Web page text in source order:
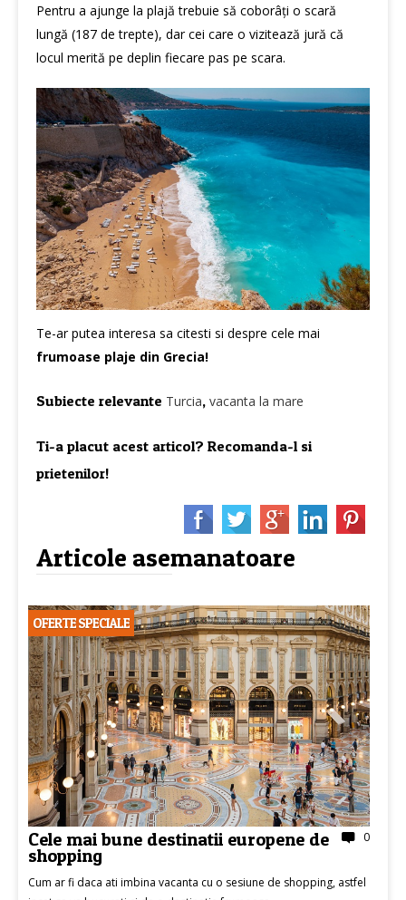
Pentru a ajunge la plajă trebuie să coborâți o scară
lungă (187 de trepte), dar cei care o vizitează jură că
locul merită pe deplin fiecare pas pe scara.
Te-ar putea interesa sa citesti si despre cele mai
frumoase plaje din Grecia!
Subiecte relevante Turcia, vacanta la mare
Ti-a placut acest articol? Recomanda-l si
prietenilor!
Articole asemanatoare
OFERTE SPECIALE
0
Cele mai bune destinatii europene de
shopping
Cum ar fi daca ati imbina vacanta cu o sesiune de shopping, astfel